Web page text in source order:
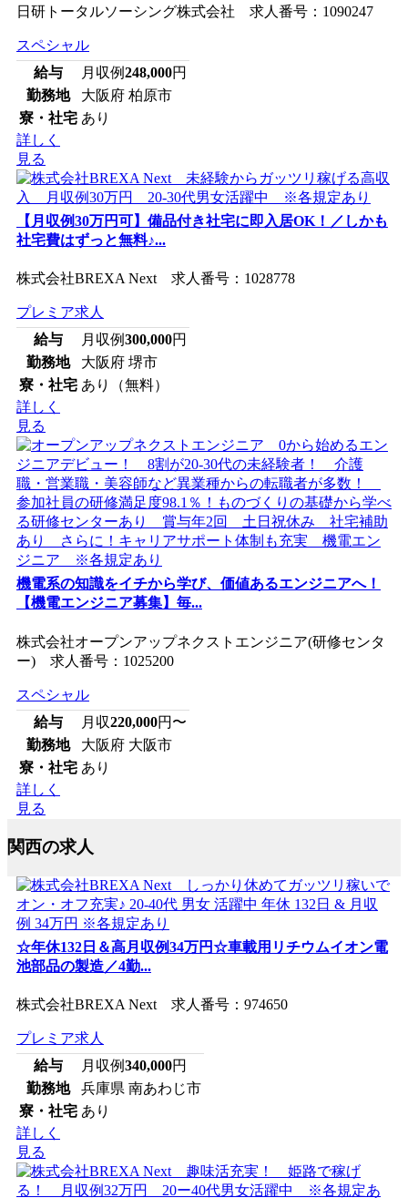
日研トータルソーシング株式会社 求人番号：1090247
スペシャル
給与
月収例248,000円
勤務地
大阪府 柏原市
寮・社宅 あり
詳しく
見る
【月収例30万円可】備品付き社宅に即入居OK！／しかも
社宅費はずっと無料♪...
株式会社BREXA Next 求人番号：1028778
プレミア求人
給与
月収例300,000円
勤務地
大阪府 堺市
寮・社宅 あり（無料）
詳しく
見る
機電系の知識をイチから学び、価値あるエンジニアへ！
【機電エンジニア募集】毎...
株式会社オープンアップネクストエンジニア(研修センタ
ー) 求人番号：1025200
スペシャル
給与
月収220,000円〜
勤務地
大阪府 大阪市
寮・社宅 あり
詳しく
見る
関西の求人
☆年休132日＆高月収例34万円☆車載用リチウムイオン電
池部品の製造／4勤...
株式会社BREXA Next 求人番号：974650
プレミア求人
給与
月収例340,000円
勤務地
兵庫県 南あわじ市
寮・社宅 あり
詳しく
見る